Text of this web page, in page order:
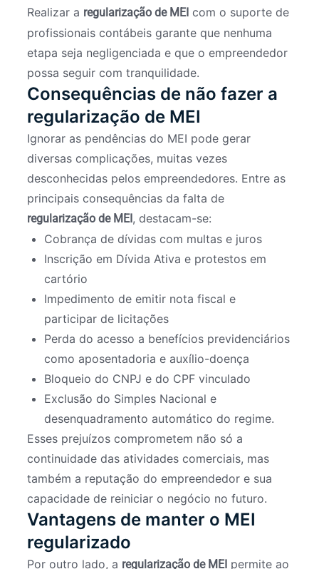
Realizar a regularização de MEI com o suporte de
profissionais contábeis garante que nenhuma
etapa seja negligenciada e que o empreendedor
possa seguir com tranquilidade.
Consequências de não fazer a
regularização de MEI
Ignorar as pendências do MEI pode gerar
diversas complicações, muitas vezes
desconhecidas pelos empreendedores. Entre as
principais consequências da falta de
regularização de MEI, destacam-se:
Cobrança de dívidas com multas e juros
Inscrição em Dívida Ativa e protestos em
cartório
Impedimento de emitir nota fiscal e
participar de licitações
Perda do acesso a benefícios previdenciários
como aposentadoria e auxílio-doença
Bloqueio do CNPJ e do CPF vinculado
Exclusão do Simples Nacional e
desenquadramento automático do regime.
Esses prejuízos comprometem não só a
continuidade das atividades comerciais, mas
também a reputação do empreendedor e sua
capacidade de reiniciar o negócio no futuro.
Vantagens de manter o MEI
regularizado
Por outro lado, a regularização de MEI permite ao